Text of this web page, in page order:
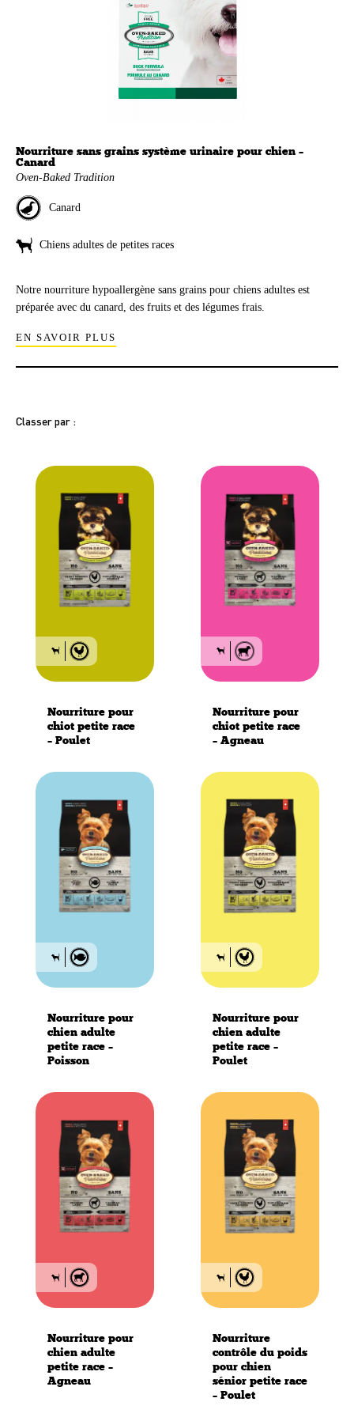
Adulte
Chiot
Chiot Adulte
Tous les ages
Nourriture sans grains système urinaire pour chien –
Canard
Oven-Baked Tradition
Canard
Chiens adultes de petites races
Notre nourriture hypoallergène sans grains pour chiens adultes est
préparée avec du canard, des fruits et des légumes frais.
EN SAVOIR PLUS
Classer par :
Nourriture pour
chiot petite race
– Poulet
Nourriture pour
chiot petite race
– Agneau
Nourriture pour
chien adulte
petite race –
Poisson
Nourriture pour
chien adulte
petite race –
Poulet
Nourriture pour
chien adulte
petite race –
Agneau
Nourriture
contrôle du poids
pour chien
sénior petite race
– Poulet